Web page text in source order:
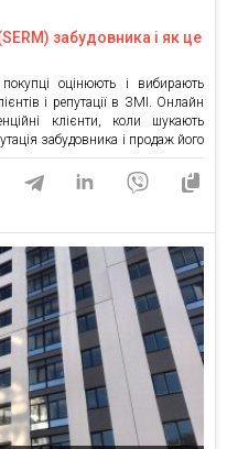
забудовника і як це
оцінюють і вибирають
і репутації в ЗМІ. Онлайн
клієнти, коли шукають
забудовника і продаж його
пов’язані. Перш ніж почати
будь-який клієнт […]